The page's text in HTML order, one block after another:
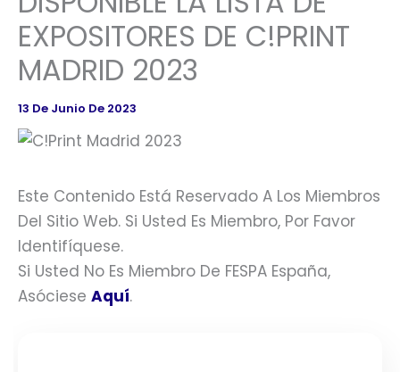
EXPOSITORES DE C!PRINT
MADRID 2023
13 De Junio De 2023
Este Contenido Está Reservado A Los Miembros
Del Sitio Web. Si Usted Es Miembro, Por Favor
Identifíquese.
Si Usted No Es Miembro De FESPA España,
Asóciese Aquí.